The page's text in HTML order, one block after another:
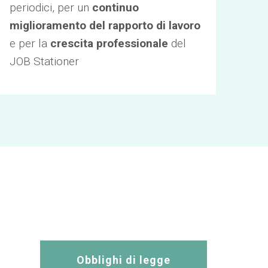
periodici, per un continuo
miglioramento del rapporto di lavoro
e per la crescita professionale del
JOB Stationer
Obblighi di legge